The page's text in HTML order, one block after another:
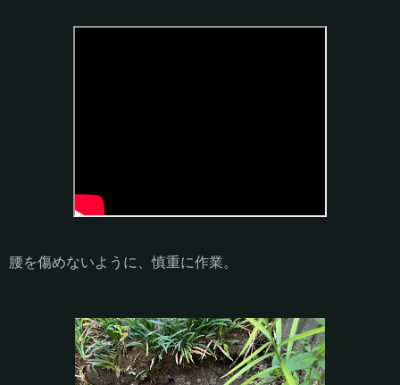
腰を傷めないように、慎重に作業。